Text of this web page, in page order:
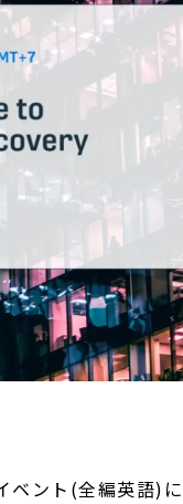
ント(全編英語)に